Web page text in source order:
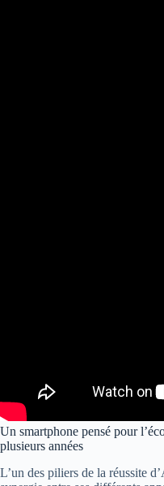
Un smartphone pensé pour
plusieurs années
L’un des piliers de la réussite